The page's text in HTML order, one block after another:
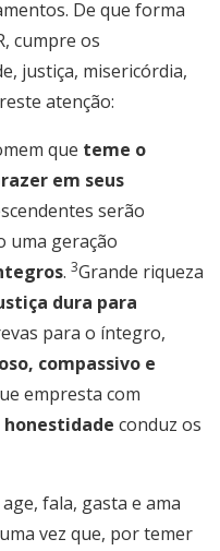
De que forma
cumpre os
justiça, misericórdia,
atenção:
que teme o
em seus
serão
uma geração
. 3Grande riqueza
dura para
para o íntegro,
compassivo e
empresta com
honestidade conduz os
fala, gasta e ama
vez que, por temer